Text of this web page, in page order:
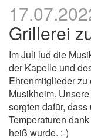
Grillerei
Im Juli lud die
der Kapelle und
Ehrenmitglieder
Musikheim.
sorgten dafür,
Temperaturen
heiß wurde. :-)